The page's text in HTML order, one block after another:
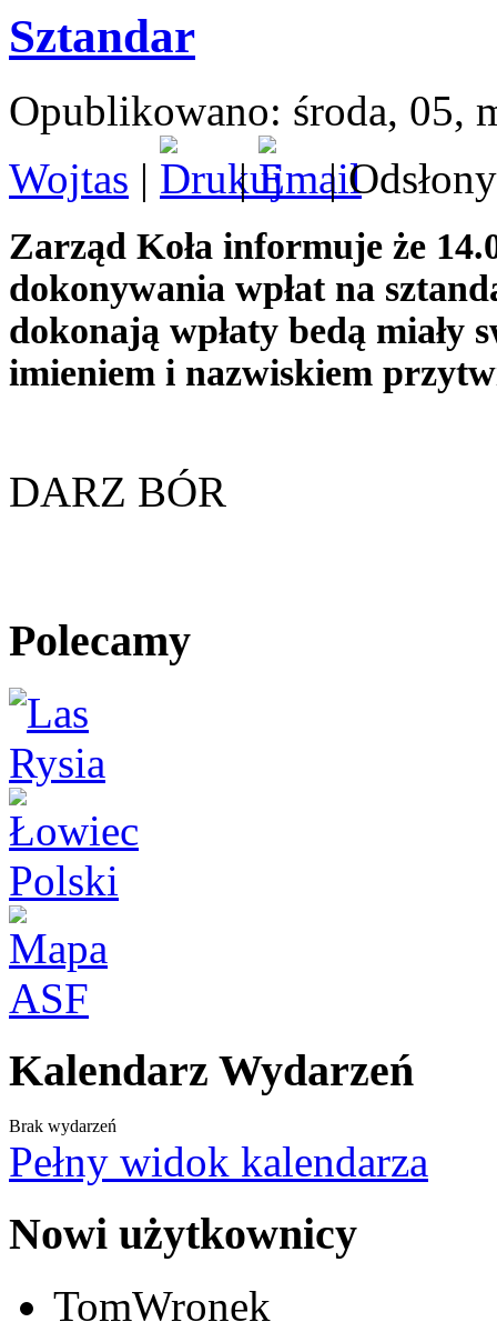
Sztandar
Opublikowano: środa, 05,
Wojtas | | |
Zarząd Koła informuje że
dokonywania wpłat na
dokonają wpłaty bedą miały
imieniem i nazwiskiem
DARZ BÓR
Polecamy
Kalendarz Wydarzeń
Brak wydarzeń
Pełny widok kalendarza
Nowi użytkownicy
TomWronek